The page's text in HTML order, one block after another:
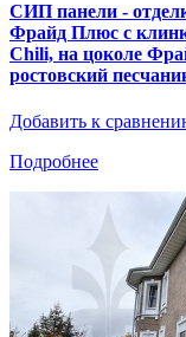
СИП панели -
Фрайд Плюс с
Chili, на цоколе
ростовский
Добавить к
Подробнее